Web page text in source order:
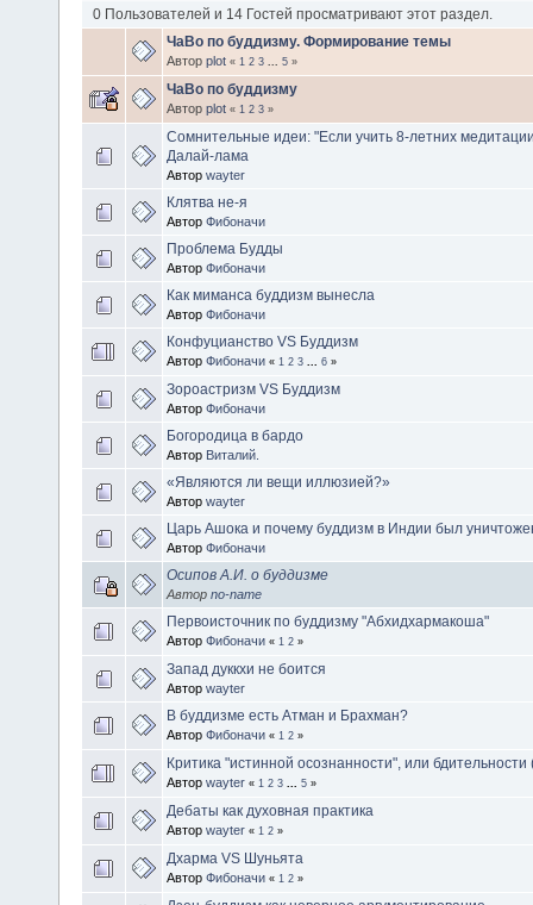
0 Пользователей и 14 Гостей просматривают этот раздел.
ЧаВо по буддизму. Формирование темы
Автор plot « 1 2 3 ... 5 »
ЧаВо по буддизму
Автор plot « 1 2 3 »
Сомнительные идеи: "Если учить 8-летних
Далай-лама
Автор wayter
Клятва не-я
Автор Фибоначи
Проблема Будды
Автор Фибоначи
Как миманса буддизм вынесла
Автор Фибоначи
Конфуцианство VS Буддизм
Автор Фибоначи « 1 2 3 ... 6 »
Зороастризм VS Буддизм
Автор Фибоначи
Богородица в бардо
Автор Виталий.
«Являются ли вещи иллюзией?»
Автор wayter
Царь Ашока и почему буддизм в Индии был
Автор Фибоначи
Осипов А.И. о буддизме
Автор no-name
Первоисточник по буддизму "Абхидхармакоша"
Автор Фибоначи « 1 2 »
Запад дуккхи не боится
Автор wayter
В буддизме есть Атман и Брахман?
Автор Фибоначи « 1 2 »
Критика "истинной осознанности", или
Автор wayter « 1 2 3 ... 5 »
Дебаты как духовная практика
Автор wayter « 1 2 »
Дхарма VS Шуньята
Автор Фибоначи « 1 2 »